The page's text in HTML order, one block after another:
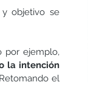
y objetivo se
por ejemplo,
la intención
el